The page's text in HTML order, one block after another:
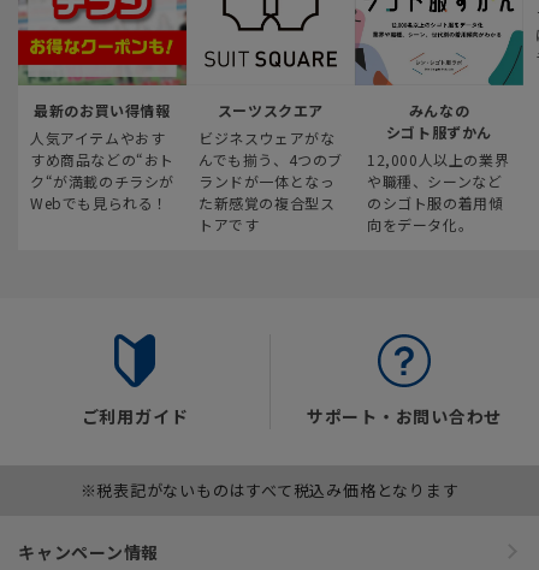
最新のお買い得情報
人気アイテムやおす
すめ商品などの“おト
ク“が満載のチラシが
Webでも見られる！
スーツスクエア
ビジネスウェアがな
んでも揃う、4つのブ
ランドが一体となっ
た新感覚の複合型ス
トアです
みんなの
シゴト服ずかん
12,000人以上の業界
や職種、シーンなど
のシゴト服の着用傾
向をデータ化。
ご利用ガイド サポート・お問い合わせ
※税表記がないものはすべて税込み価格となります
キャンペーン情報